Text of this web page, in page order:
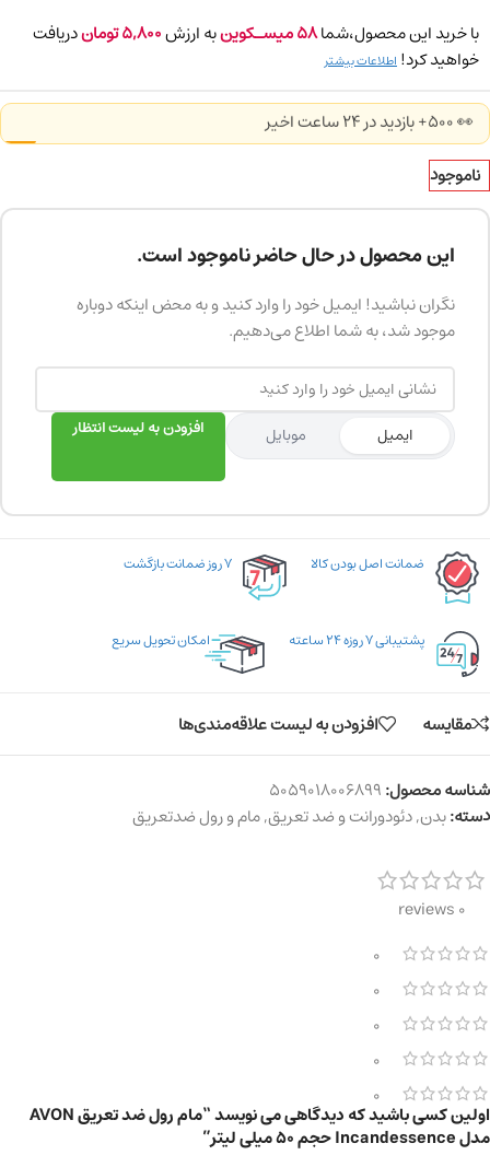
با خرید این محصول،شما58میسـکوینبه ارزش5,800توماندریافت
خواهید کرد! اطلاعات بیشتر
👀 500+ بازدید در ۲۴ ساعت اخیر
ناموجود
این محصول در حال حاضر ناموجود است.
نگران نباشید! ایمیل خود را وارد کنید و به محض اینکه دوباره
موجود شد، به شما اطلاع می‌دهیم.
ایمیل موبایل افزودن به لیست انتظار
ضمانت اصل بودن کالا ۷ روز ضمانت بازگشت
پشتیبانی ۷ روزه ۲۴ ساعته امکان تحویل سریع
مقایسه افزودن به لیست علاقه‌مندی‌ها
شناسه محصول:5059018006899
دسته:بدن,دئودورانت و ضد تعریق,مام و رول ضدتعریق
0 reviews
0
0
0
0
0
اولین کسی باشید که دیدگاهی می نویسد “مام رول ضد تعریق AVON
مدل Incandessence حجم 50 میلی لیتر”